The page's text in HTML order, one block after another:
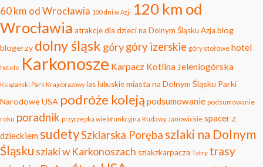
60 km od Wrocławia 100 dni w Azji 120 km od
Wrocławia atrakcje dla dzieci na Dolnym Śląsku Azja blog
blogerzy dolny śląsk górygóry izerskie góry stołowe hotel
hotele Karkonosze Karpacz Kotlina Jeleniogórska
Książański Park Krajobrazowy las lubuskie miasta na Dolnym Śląsku Parki
Narodowe USA podróże koleją podsumowanie podsumowanie
roku poradnik przyczepka wielofunkcyjna Rudawy Janowickie spacer z
dzieckiem sudetySzklarska Poręba szlaki na Dolnym
Śląsku szlaki w Karkonoszach szlakzkarpacza Tatry trasy